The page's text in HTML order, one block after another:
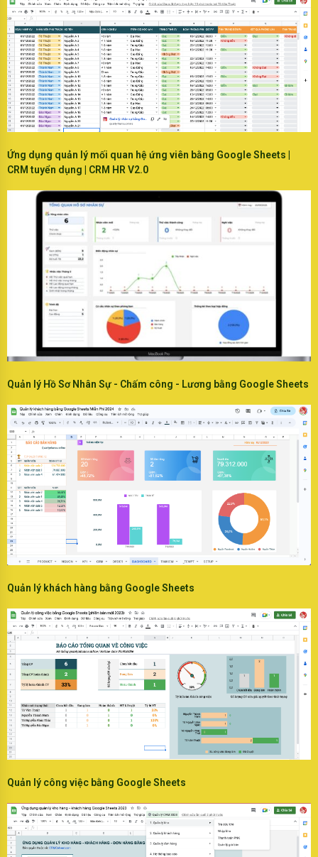
Ứng dụng quản lý mối quan hệ ứng viên bằng Google Sheets |
CRM tuyển dụng | CRM HR V2.0
Quản lý Hồ Sơ Nhân Sự - Chấm công - Lương bằng Google Sheets
Quản lý khách hàng bằng Google Sheets
Quản lý công việc bằng Google Sheets